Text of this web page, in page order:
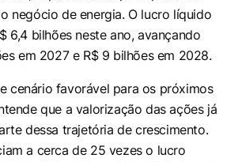
negócio de energia. O lucro líquido
6,4 bilhões neste ano, avançando
em 2027 e R$ 9 bilhões em 2028.
cenário favorável para os próximos
que a valorização das ações já
dessa trajetória de crescimento.
a cerca de 25 vezes o lucro